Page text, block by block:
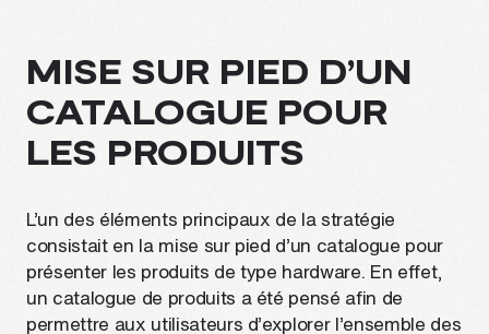
MISE SUR PIED D’UN
CATALOGUE POUR
LES PRODUITS
L’un des éléments principaux de la stratégie
consistait en la mise sur pied d’un catalogue pour
présenter les produits de type hardware. En effet,
un catalogue de produits a été pensé afin de
permettre aux utilisateurs d’explorer l’ensemble des